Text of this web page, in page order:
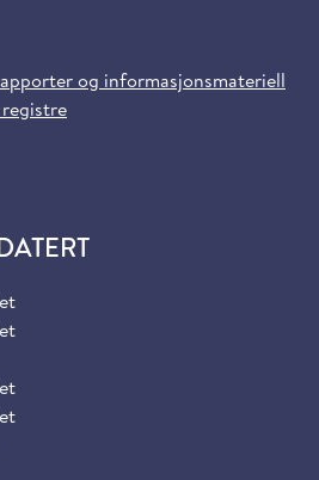
og informasjonsmateriell